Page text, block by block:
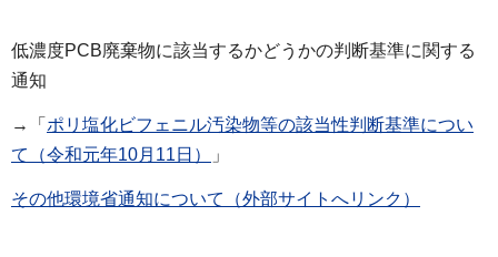
低濃度PCB廃棄物に該当するかどうかの判断基準に関する
通知
→「 ポリ塩化ビフェニル汚染物等の該当性判断基準につい
て（令和元年10月11日）
」
その他環境省通知について（外部サイトへリンク）